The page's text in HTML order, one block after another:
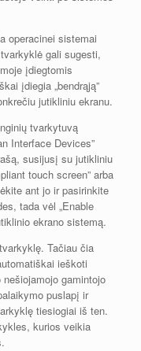
operacinei sistemai
gali sugesti,
įdiegtomis
įdiegia „bendrąją”
jutikliniu ekranu.
tvarkytuvą
Interface Devices”
susijusį su jutikliniu
touch screen” arba
ant jo ir pasirinkite
tada vėl „Enable
ekrano sistemą.
Tačiau čia
ieškoti
gamintojo
puslapį ir
tiesiogiai iš ten.
kurios veikia